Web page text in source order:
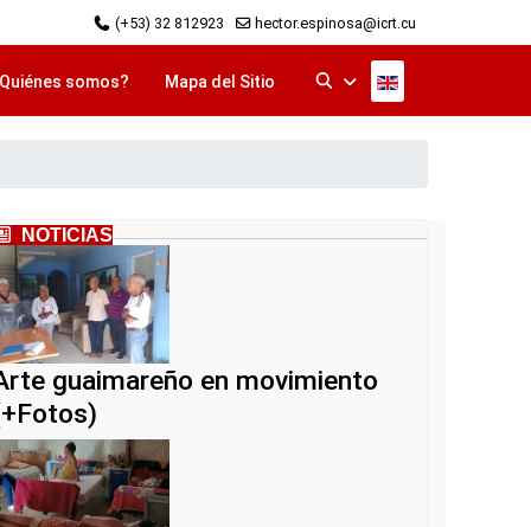
(+53) 32 812923 hector.espinosa@icrt.cu
somos? Mapa del Sitio Seleccione su
NOTICIAS
guaimareño en movimiento